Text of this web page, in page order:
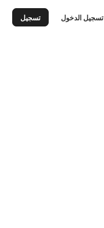
تسجيل الدخول تسجيل